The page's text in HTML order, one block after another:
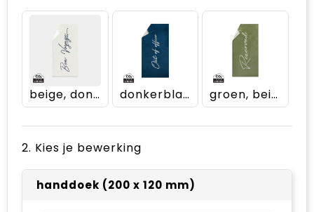
beige, donkerblauw donkerblauw, beige groen, beige
2. Kies je bewerking
handdoek (200 x 120 mm)